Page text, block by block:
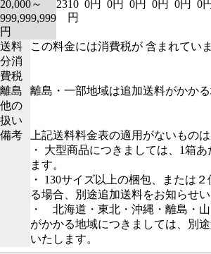
20,000～
999,999,999
円
2310
円
0円 0円 0円 0円 0円 0円
送料
分消
費税
この料金には消費税が 含まれていま
離島
他の
扱い
離島・一部地域は追加送料がかかる
備考
上記送料料金表の適用がないもの
・ 大型商品につきましては、1箱
ます。
・ 130サイズ以上の梱包、または
る場合、別途追加送料をお知らせい
・ 北海道・東北・沖縄・離島・
がかかる地域につきましては、別
いたします。